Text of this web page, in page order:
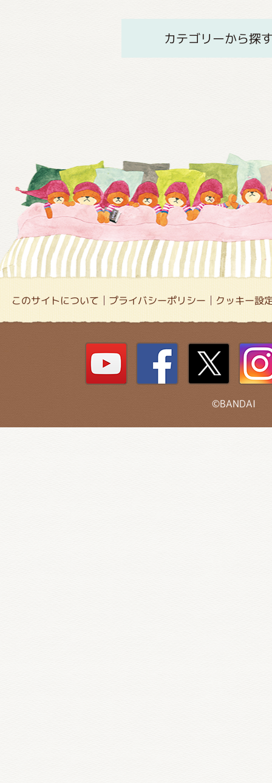
カテゴリーから探
このサイトについて プライバシーポリシー クッキー設
©BANDAI